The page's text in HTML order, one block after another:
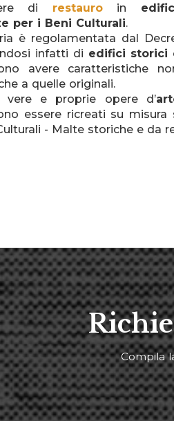
di restauroin
per i Beni Culturali.
è regolamentata dal
infatti di edifici storici
avere caratteristiche
a quelle originali.
e proprie opere d’
essere ricreati su misura
- Malte storiche e da
Compila